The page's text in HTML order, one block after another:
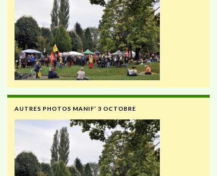
AUTRES PHOTOS MANIF’ 3 OCTOBRE